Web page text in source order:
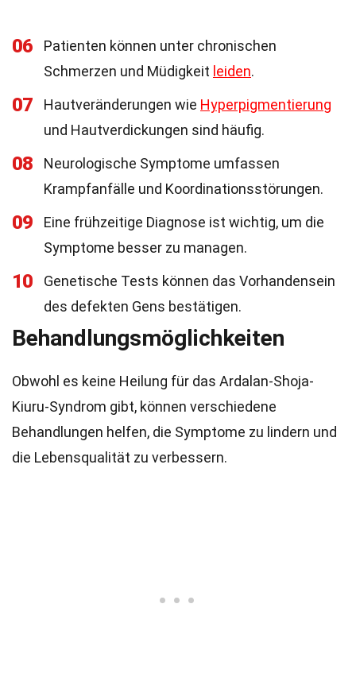
06
Patienten können unter chronischen
Schmerzen und Müdigkeit leiden.
07 Hautveränderungen wie Hyperpigmentierung
und Hautverdickungen sind häufig.
08
Neurologische Symptome umfassen
Krampfanfälle und Koordinationsstörungen.
09
Eine frühzeitige Diagnose ist wichtig, um die
Symptome besser zu managen.
10
Genetische Tests können das Vorhandensein
des defekten Gens bestätigen.
Behandlungsmöglichkeiten
Obwohl es keine Heilung für das Ardalan-Shoja-
Kiuru-Syndrom gibt, können verschiedene
Behandlungen helfen, die Symptome zu lindern und
die Lebensqualität zu verbessern.